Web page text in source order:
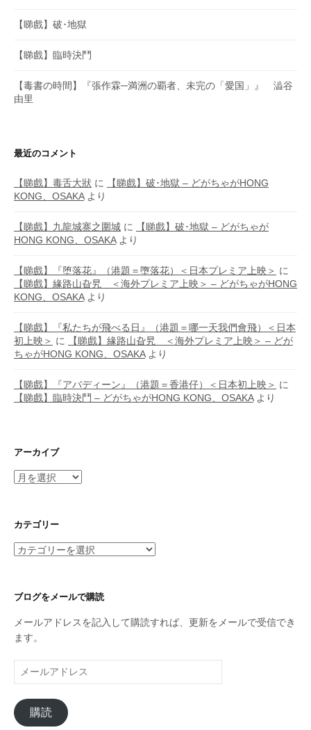
【睇戲】破･地獄
【睇戲】臨時決鬥
【毒書の時間】『張作霖─満洲の覇者、未完の「愛国」』 澁谷
由里
最近のコメント
【睇戲】毒舌大狀 に
【睇戲】破･地獄 – どがちゃがHONG
KONG、OSAKAより
【睇戲】九龍城寨之圍城 に
【睇戲】破･地獄 – どがちゃが
HONG KONG、OSAKAより
【睇戲】『堕落花』（港題＝墮落花）＜日本プレミア上映＞ に
【睇戲】緣路山旮旯 ＜海外プレミア上映＞ – どがちゃがHONG
KONG、OSAKAより
【睇戲】『私たちが飛べる日』（港題＝哪一天我們會飛）＜日本
初上映＞ に
【睇戲】緣路山旮旯 ＜海外プレミア上映＞ – どが
ちゃがHONG KONG、OSAKAより
【睇戲】『アバディーン』（港題＝香港仔）＜日本初上映＞ に
【睇戲】臨時決鬥 – どがちゃがHONG KONG、OSAKAより
アーカイブ
ア
イ
カテゴリー
カ
リ
ブログをメールで購読
メールアドレスを記入して購読すれば、更新をメールで受信でき
ます。
ー
ル
ア
購読